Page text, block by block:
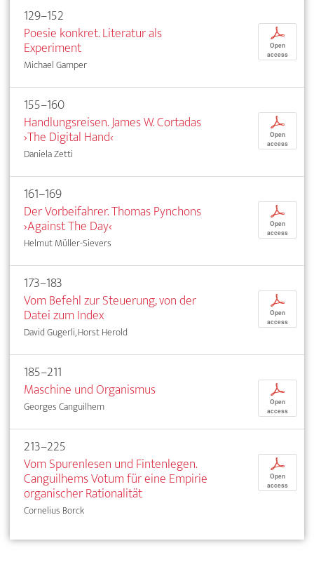
129–152
Poesie konkret. Literatur als
Experiment
Michael Gamper
p
Open
access
155–160
Handlungsreisen. James W. Cortadas
›The Digital Hand‹
Daniela Zetti
p
Open
access
161–169
Der Vorbeifahrer. Thomas Pynchons
›Against The Day‹
Helmut Müller-Sievers
p
Open
access
173–183
Vom Befehl zur Steuerung, von der
Datei zum Index
David Gugerli, Horst Herold
p
Open
access
185–211
Maschine und Organismus
Georges Canguilhem
p
Open
access
213–225
Vom Spurenlesen und Fintenlegen.
Canguilhems Votum für eine Empirie
organischer Rationalität
Cornelius Borck
p
Open
access